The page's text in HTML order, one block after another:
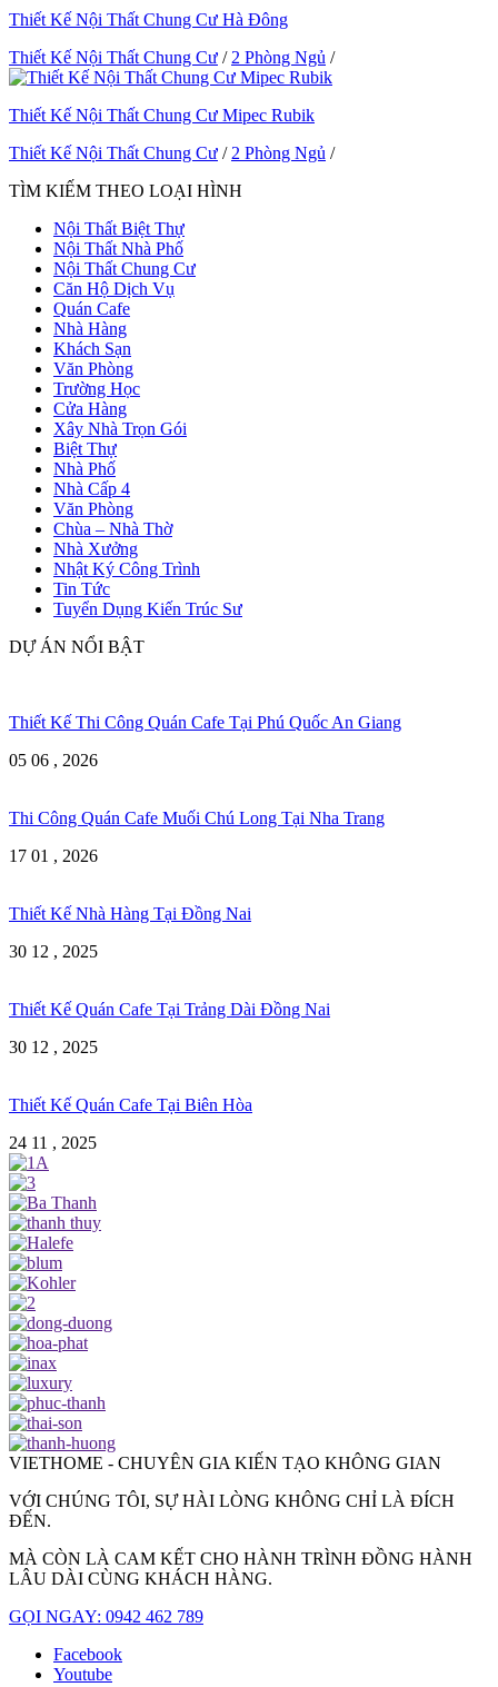
Thiết Kế Nội Thất Chung Cư Hà Đông
Thiết Kế Nội Thất Chung Cư / 2 Phòng Ngủ /
Thiết Kế Nội Thất Chung Cư Mipec Rubik
Thiết Kế Nội Thất Chung Cư / 2 Phòng Ngủ /
TÌM KIẾM THEO LOẠI HÌNH
Nội Thất Biệt Thự
Nội Thất Nhà Phố
Nội Thất Chung Cư
Căn Hộ Dịch Vụ
Quán Cafe
Nhà Hàng
Khách Sạn
Văn Phòng
Trường Học
Cửa Hàng
Xây Nhà Trọn Gói
Biệt Thự
Nhà Phố
Nhà Cấp 4
Văn Phòng
Chùa – Nhà Thờ
Nhà Xưởng
Nhật Ký Công Trình
Tin Tức
Tuyển Dụng Kiến Trúc Sư
DỰ ÁN NỔI BẬT
Thiết Kế Thi Công Quán Cafe Tại Phú Quốc An Giang
05 06 , 2026
Thi Công Quán Cafe Muối Chú Long Tại Nha Trang
17 01 , 2026
Thiết Kế Nhà Hàng Tại Đồng Nai
30 12 , 2025
Thiết Kế Quán Cafe Tại Trảng Dài Đồng Nai
30 12 , 2025
Thiết Kế Quán Cafe Tại Biên Hòa
24 11 , 2025
VIETHOME - CHUYÊN GIA KIẾN TẠO KHÔNG GIAN
VỚI CHÚNG TÔI, SỰ HÀI LÒNG KHÔNG CHỈ LÀ ĐÍCH
ĐẾN.
MÀ CÒN LÀ CAM KẾT CHO HÀNH TRÌNH ĐỒNG HÀNH
LÂU DÀI CÙNG KHÁCH HÀNG.
GỌI NGAY: 0942 462 789
Facebook
Youtube